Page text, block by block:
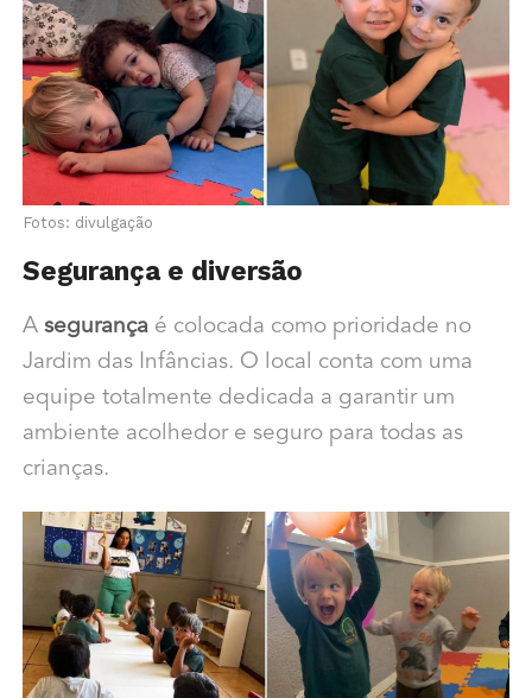
Fotos: divulgação
Segurança e diversão
A segurançaé colocada como prioridade no
Jardim das Infâncias. O local conta com uma
equipe totalmente dedicada a garantir um
ambiente acolhedor e seguro para todas as
crianças.